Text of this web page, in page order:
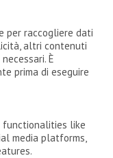
per raccogliere dati
altri contenuti
È
prima di eseguire
functionalities like
media platforms,